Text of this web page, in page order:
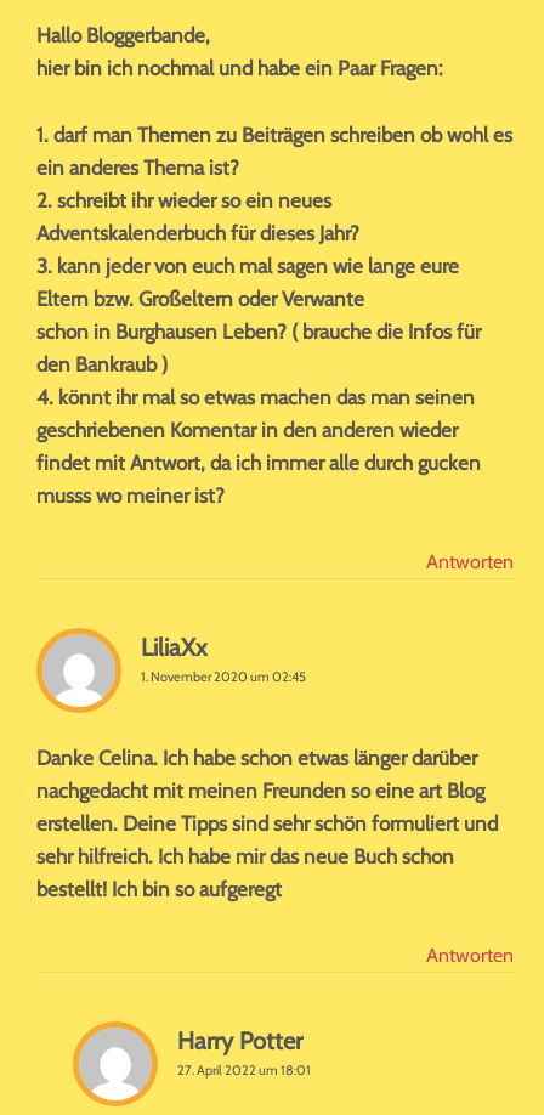
Hallo Bloggerbande,
hier bin ich nochmal und habe ein Paar Fragen:
1. darf man Themen zu Beiträgen schreiben ob wohl es
ein anderes Thema ist?
2. schreibt ihr wieder so ein neues
Adventskalenderbuch für dieses Jahr?
3. kann jeder von euch mal sagen wie lange eure
Eltern bzw. Großeltern oder Verwante
schon in Burghausen Leben? ( brauche die Infos für
den Bankraub )
4. könnt ihr mal so etwas machen das man seinen
geschriebenen Komentar in den anderen wieder
findet mit Antwort, da ich immer alle durch gucken
musss wo meiner ist?
Antworten
LiliaXx
1. November 2020 um 02:45
Danke Celina. Ich habe schon etwas länger darüber
nachgedacht mit meinen Freunden so eine art Blog
erstellen. Deine Tipps sind sehr schön formuliert und
sehr hilfreich. Ich habe mir das neue Buch schon
bestellt! Ich bin so aufgeregt
Antworten
Harry Potter
27. April 2022 um 18:01